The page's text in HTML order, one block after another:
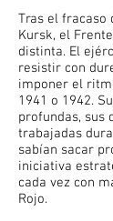
Tras el fracaso
Kursk, el
distinta. El
resistir con
imponer el
1941 o 1942.
profundas, sus
trabajadas
sabían sacar
iniciativa
cada vez con
Rojo.